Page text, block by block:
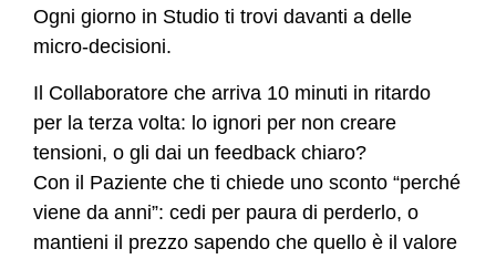
Ogni giorno in Studio ti trovi davanti a delle
micro-decisioni.
Il Collaboratore che arriva 10 minuti in ritardo
per la terza volta: lo ignori per non creare
tensioni, o gli dai un feedback chiaro?
Con il Paziente che ti chiede uno sconto “perché
viene da anni”: cedi per paura di perderlo, o
mantieni il prezzo sapendo che quello è il valore